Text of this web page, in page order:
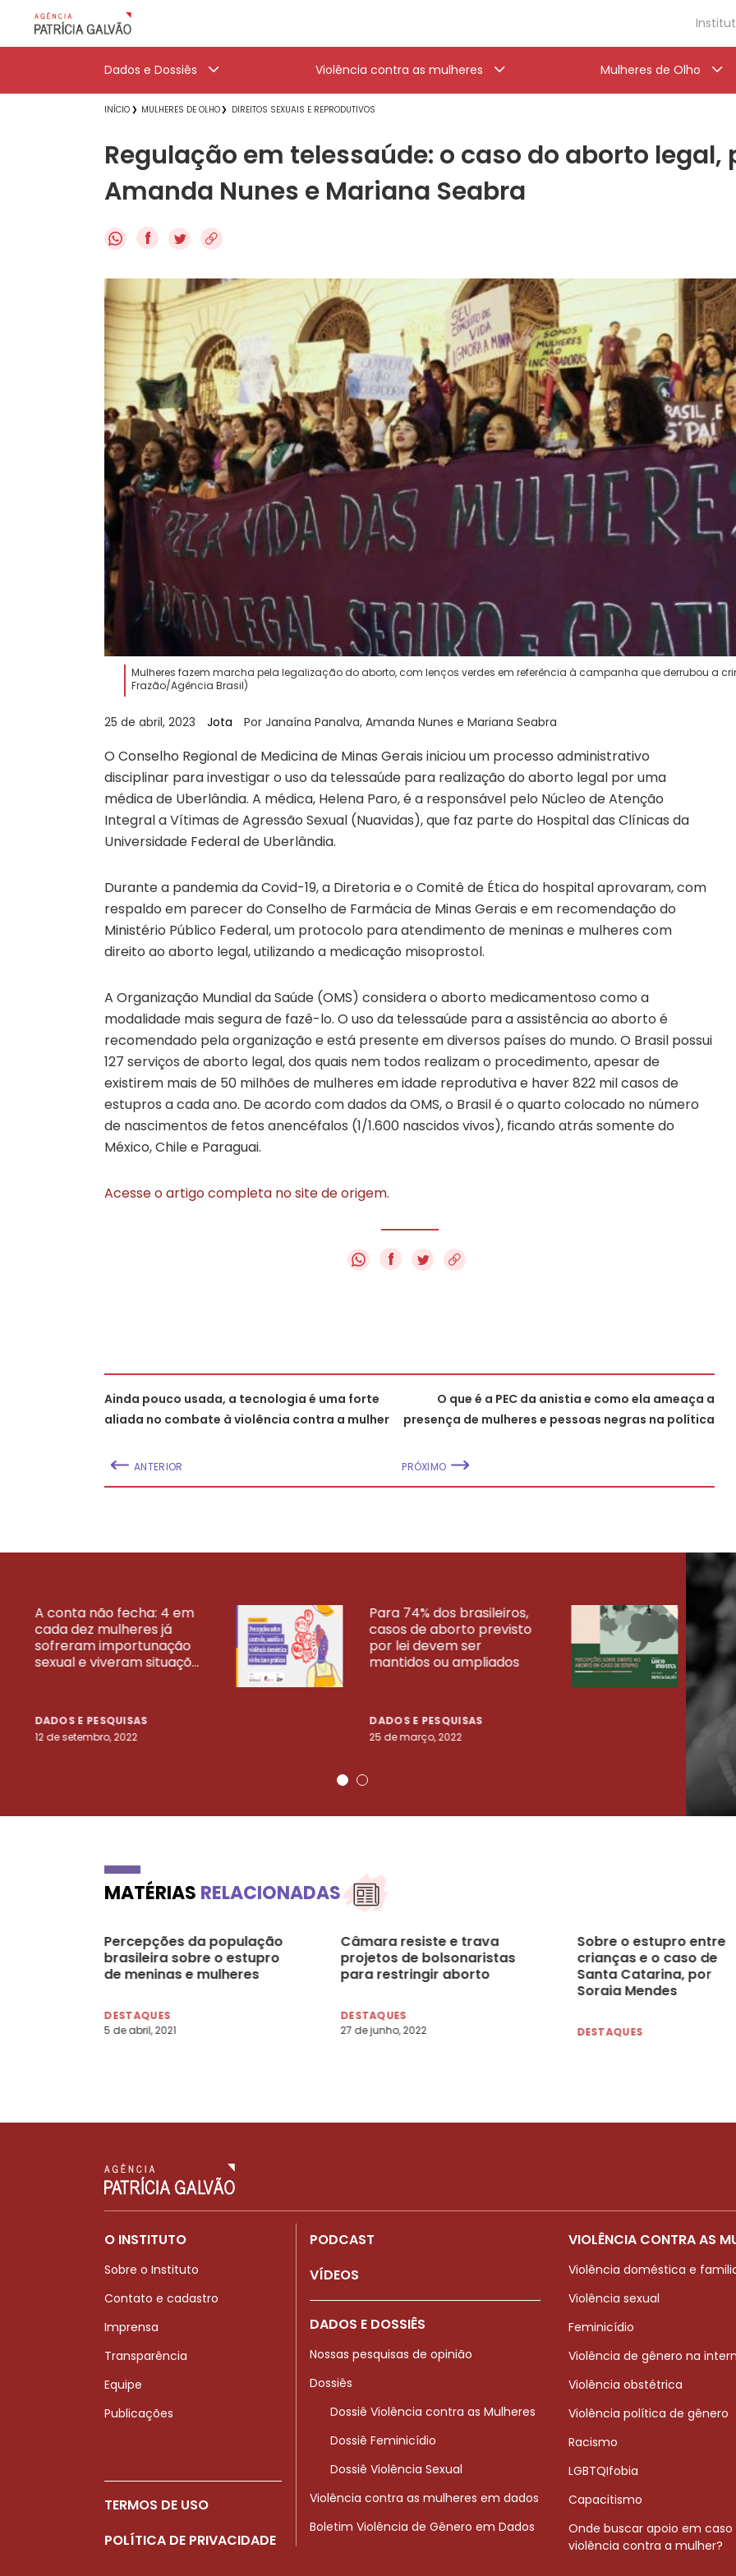
Dados e Dossiês Violência contra as mulheres Mulheres de Olho
INÍCIO MULHERES DE OLHO DIREITOS SEXUAIS E REPRODUTIVOS
Regulação em telessaúde: o caso do aborto
Amanda Nunes e Mariana Seabra
f
Mulheres fazem marcha pela legalização do aborto, com lenços verdes em referência à campanha que derrubou a
Frazão/Agência Brasil)
25 de abril, 2023 Jota Por Janaína Panalva, Amanda Nunes e Mariana Seabra
O Conselho Regional de Medicina de Minas Gerais iniciou um processo administrativo
disciplinar para investigar o uso da telessaúde para realização do aborto legal por uma
médica de Uberlândia. A médica, Helena Paro, é a responsável pelo Núcleo de Atenção
Integral a Vítimas de Agressão Sexual (Nuavidas), que faz parte do Hospital das Clínicas da
Universidade Federal de Uberlândia.
Durante a pandemia da Covid-19, a Diretoria e o Comitê de Ética do hospital aprovaram, com
respaldo em parecer do Conselho de Farmácia de Minas Gerais e em recomendação do
Ministério Público Federal, um protocolo para atendimento de meninas e mulheres com
direito ao aborto legal, utilizando a medicação misoprostol.
A Organização Mundial da Saúde (OMS) considera o aborto medicamentoso como a
modalidade mais segura de fazê-lo. O uso da telessaúde para a assistência ao aborto é
recomendado pela organização e está presente em diversos países do mundo. O Brasil possui
127 serviços de aborto legal, dos quais nem todos realizam o procedimento, apesar de
existirem mais de 50 milhões de mulheres em idade reprodutiva e haver 822 mil casos de
estupros a cada ano. De acordo com dados da OMS, o Brasil é o quarto colocado no número
de nascimentos de fetos anencéfalos (1/1.600 nascidos vivos), ficando atrás somente do
México, Chile e Paraguai.
Acesse o artigo completa no site de origem.
f
Ainda pouco usada, a tecnologia é uma forte
aliada no combate à violência contra a mulher
ANTERIOR
O que é a PEC da anistia e como ela ameaça a
presença de mulheres e pessoas negras na política
PRÓXIMO
A conta não fecha: 4 em
cada dez mulheres já
sofreram importunação
sexual e viveram situaçõ...
DADOS E PESQUISAS
12 de setembro, 2022
Para 74% dos brasileiros,
casos de aborto previsto
por lei devem ser
mantidos ou ampliados
DADOS E PESQUISAS
25 de março, 2022
23
VEJA MAIS PESQUISAS
MATÉRIAS RELACIONADAS
Percepções da população
brasileira sobre o estupro
de meninas e mulheres
DESTAQUES
5 de abril, 2021
Câmara resiste e trava
projetos de bolsonaristas
para restringir aborto
DESTAQUES
27 de junho, 2022
Sobre o estupro entre
crianças e o caso de
Santa Catarina, por
Soraia Mendes
DESTAQUES
O INSTITUTO
Sobre o Instituto
Contato e cadastro
Imprensa
Transparência
Equipe
Publicações
TERMOS DE USO
POLÍTICA DE PRIVACIDADE
PODCAST
VÍDEOS
DADOS E DOSSIÊS
Nossas pesquisas de opinião
Dossiês
Dossiê Violência contra as Mulheres
Dossiê Feminicídio
Dossiê Violência Sexual
Violência contra as mulheres em dados
Boletim Violência de Gênero em Dados
VIOLÊNCIA CONTRA AS
Violência doméstica e
Violência sexual
Feminicídio
Violência de gênero na
Violência obstétrica
Violência política de gênero
Racismo
LGBTQIfobia
Capacitismo
Onde buscar apoio em caso
violência contra a mulher?